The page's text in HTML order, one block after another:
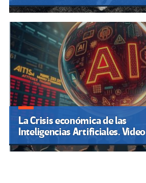
La Crisis económica de las
Inteligencias Artificiales. Video